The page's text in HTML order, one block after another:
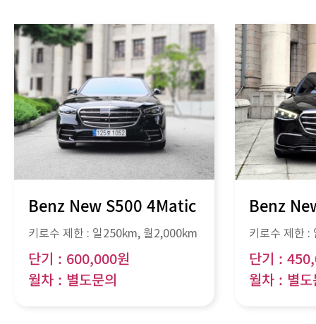
Benz New S500 4Matic
키로수 제한 : 일250km, 월2,000km
단기 : 600,000원
월차 : 별도문의
Benz
키로수 제한 :
단기 :
월차 : 별